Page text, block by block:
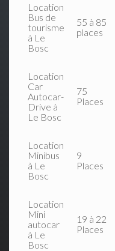
Location
Bus de
tourisme
à Le
Bosc
55 à 85
places
Location
Car
Autocar-
Drive à
Le Bosc
75
Places
Location
Minibus
à Le
Bosc
9
Places
Location
Mini
autocar
à Le
Bosc
19 à 22
Places